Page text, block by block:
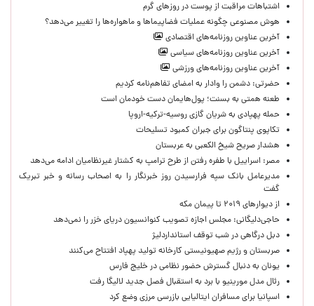
اشتباهات مراقبت از پوست در روزهای گرم
هوش مصنوعی چگونه عملیات فضاپیماها و ماهواره‌ها را تغییر می‌دهد؟
آخرین عناوین روزنامه‌های اقتصادی
آخرین عناوین روزنامه‌های سیاسی
آخرین عناوین روزنامه‌های ورزشی
حضرتی: دشمن را وادار به امضای تفاهم‌نامه کردیم
طعنه همتی به بسنت؛ پول‌هایمان دست خودمان است
حمله پهپادی به شریان گازی روسیه-ترکیه-اروپا
تکاپوی پنتاگون برای جبران کمبود تسلیحات
هشدار صریح شیخ الکعبی به عربستان
مصر: اسراییل با طفره رفتن از طرح ترامپ به کشتار غیرنظامیان ادامه می‌دهد
مدیرعامل بانک سپه فرارسیدن روز خبرنگار را به اصحاب رسانه و خبر تبریک
گفت
از دیوارهای ۲۰۱۹ تا پیمان مکه
حاجی‌دلیگانی: مجلس اجازه تصویب کنوانسیون دریای خزر را نمی‌دهد
دبل درگاهی در شب توقف استانداردلیژ
صربستان و رژیم صهیونیستی کارخانه تولید پهپاد افتتاح می‌کنند
یونان به دنبال گسترش حضور نظامی در خلیج فارس
رئال مدل مورینیو با برد به استقبال فصل جدید لالیگا رفت
اسپانیا برای مسافران ایتالیایی بازرسی مرزی وضع کرد